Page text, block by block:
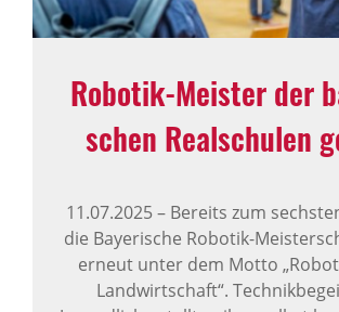
Robotik-Meister der
schen Real­schulen
11.07.2025– Bereits zum
die Bayerische Robotik-
erneut unter dem Motto
Landwirtschaft“.